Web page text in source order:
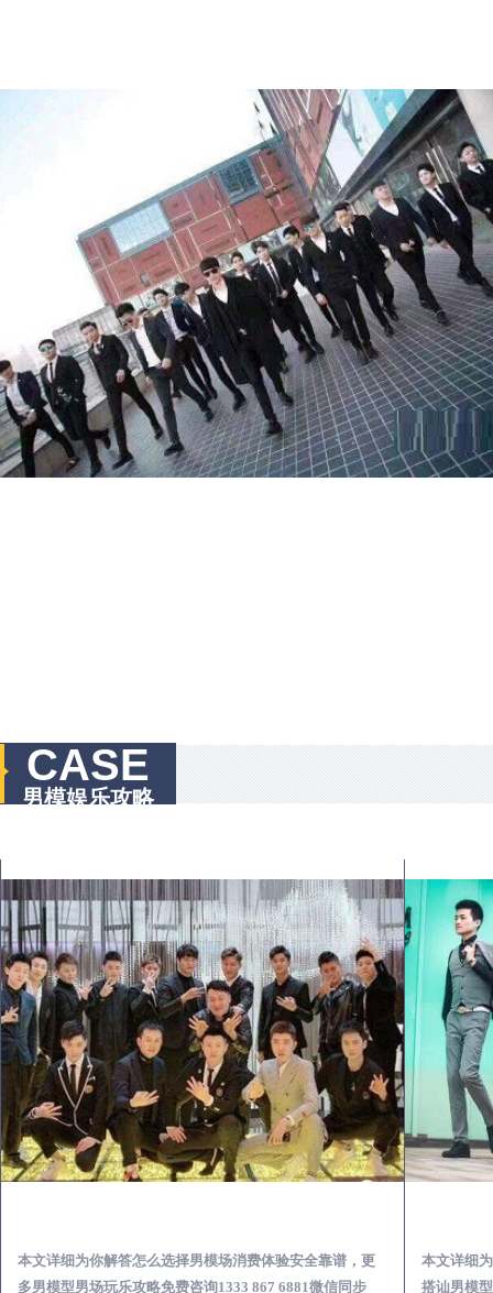
CASE
男模娱乐攻略
本文详细为你解答怎么选择男模场消费体验安全靠谱，更
多男模型男场玩乐攻略免费咨询1333 867 6881微信同步
本文详细
搭讪男模